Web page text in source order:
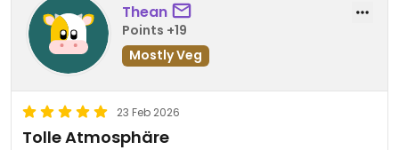
Thean
Points +19
Mostly Veg
23 Feb 2026
Tolle Atmosphäre